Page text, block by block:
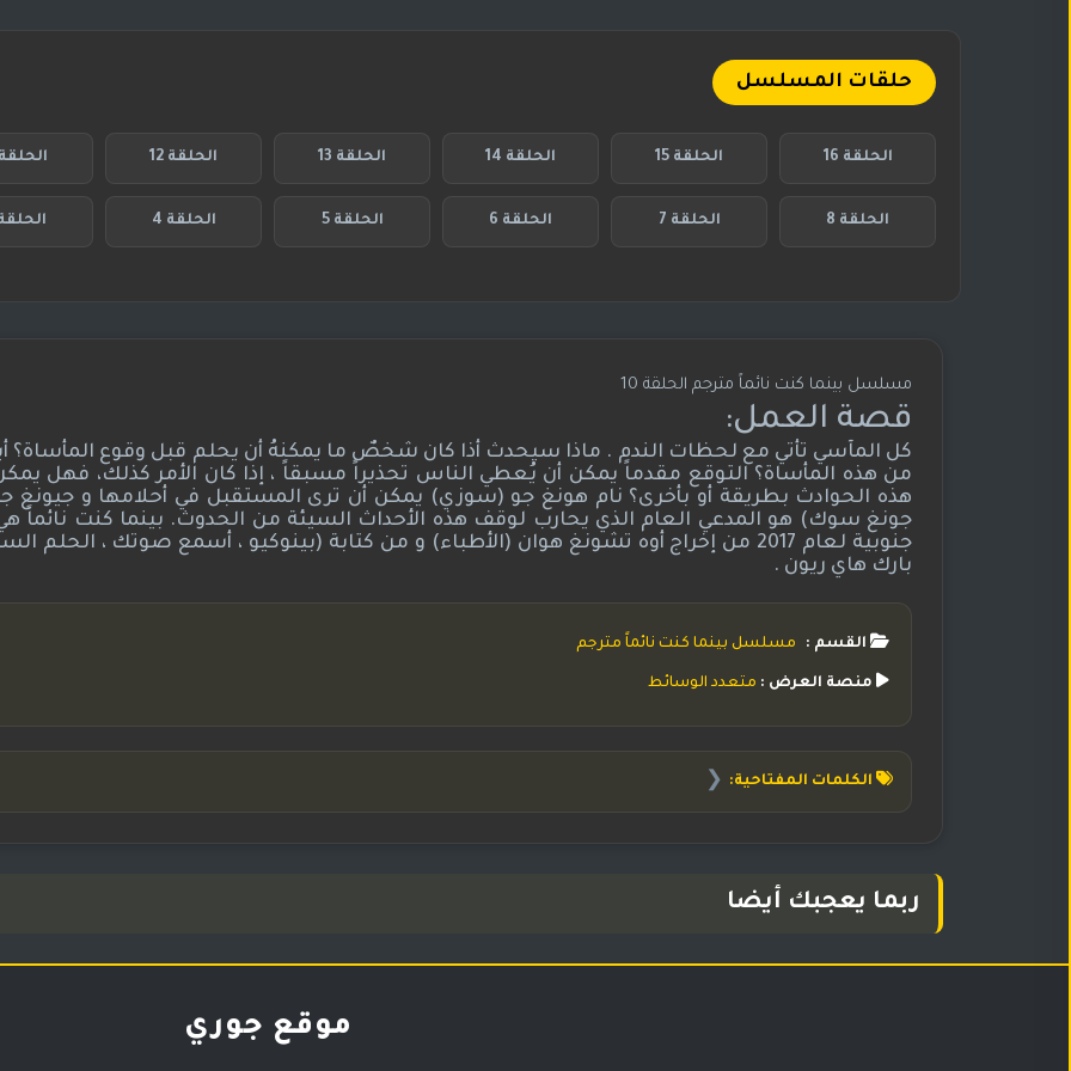
حلقات المسلسل
الحلقة 16 الحلقة 15 الحلقة 14 الحلقة 13 الحلقة 12 الحلقة
الحلقة 8 الحلقة 7 الحلقة 6 الحلقة 5 الحلقة 4 الحلقة
مسلسل بينما كنت نائماً مترجم الحلقة 10
قصة العمل:
كل المآسي تأتي مع لحظات الندم . ماذا سيحدث أذا كان شخصٌ ما يمكنهُ أن يحلم قبل وقوع المأساة؟
من هذه المأساة؟ التوقع مقدماً يمكن أن يُعطي الناس تحذيراً مسبقاً ، إذا كان الأمر كذلك، فهل
هذه الحوادث بطريقة أو بأخرى؟ نام هونغ جو (سوزي) يمكن أن ترى المستقبل في أحلامها و جيونغ
جونغ سوك) هو المدعي العام الذي يحارب لوقف هذه الأحداث السيئة من الحدوث. بينما كنت نائماً هي
جنوبية لعام 2017 من إخراج أوه تشونغ هوان (الأطباء) و من كتابة (بينوكيو ، أسمع صوتك ، الحلم
بارك هاي ريون .
القسم : مسلسل بينما كنت نائماً مترجم
منصة العرض : متعدد الوسائط
الكلمات المفتاحية: ❮
ربما يعجبك أيضا
موقع جوري